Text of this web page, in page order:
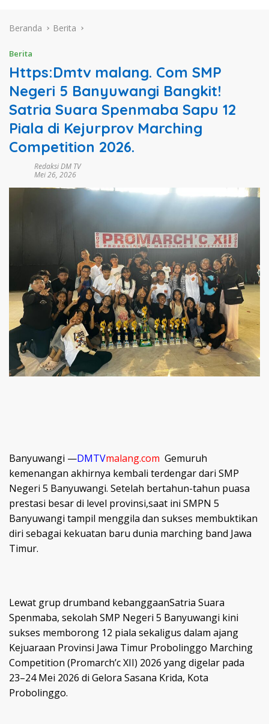
Beranda Berita
Berita
Https:Dmtv malang. Com SMP
Negeri 5 Banyuwangi Bangkit!
Satria Suara Spenmaba Sapu 12
Piala di Kejurprov Marching
Competition 2026.
Redaksi DM TV
Mei 26, 2026
Banyuwangi —DMTVmalang.com Gemuruh
kemenangan akhirnya kembali terdengar dari SMP
Negeri 5 Banyuwangi. Setelah bertahun-tahun puasa
prestasi besar di level provinsi,saat ini SMPN 5
Banyuwangi tampil menggila dan sukses membuktikan
diri sebagai kekuatan baru dunia marching band Jawa
Timur.
Lewat grup drumband kebanggaanSatria Suara
Spenmaba, sekolah SMP Negeri 5 Banyuwangi kini
sukses memborong 12 piala sekaligus dalam ajang
Kejuaraan Provinsi Jawa Timur Probolinggo Marching
Competition (Promarch’c XII) 2026 yang digelar pada
23–24 Mei 2026 di Gelora Sasana Krida, Kota
Probolinggo.